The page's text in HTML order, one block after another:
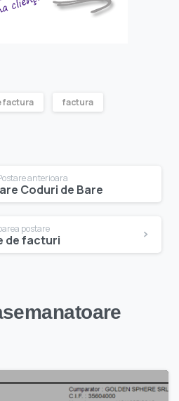
factura factura
anterioara
Coduri de Bare
postare
de facturi